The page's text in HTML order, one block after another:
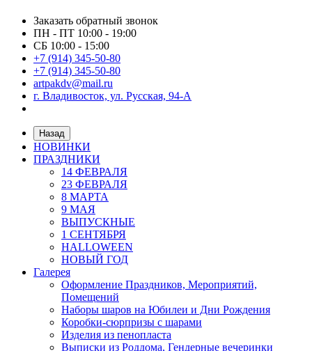
Заказать обратный звонок
ПН - ПТ 10:00 - 19:00
СБ 10:00 - 15:00
+7 (914) 345-50-80
+7 (914) 345-50-80
artpakdv@mail.ru
г. Владивосток, ул. Русская, 94-А
Назад
НОВИНКИ
ПРАЗДНИКИ
14 ФЕВРАЛЯ
23 ФЕВРАЛЯ
8 МАРТА
9 МАЯ
ВЫПУСКНЫЕ
1 СЕНТЯБРЯ
HALLOWEEN
НОВЫЙ ГОД
Галерея
Оформление Праздников, Мероприятий,
Помещений
Наборы шаров на Юбилеи и Дни Рождения
Коробки-сюрпризы с шарами
Изделия из пенопласта
Выписки из Роддома, Гендерные вечеринки